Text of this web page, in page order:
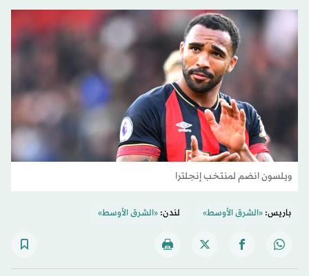
ويلسون انضم لمنتخب إنجلترا
باريس:«الشرق الأوسط» لندن:«الشرق الأوسط»